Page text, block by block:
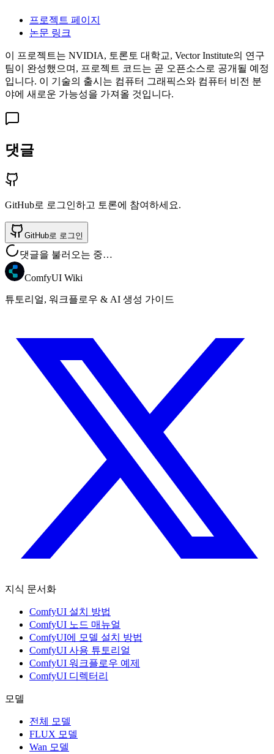
프로젝트 페이지
논문 링크
이 프로젝트는 NVIDIA, 토론토 대학교, Vector Institute의 연구
팀이 완성했으며, 프로젝트 코드는 곧 오픈소스로 공개될 예정
입니다. 이 기술의 출시는 컴퓨터 그래픽스와 컴퓨터 비전 분
야에 새로운 가능성을 가져올 것입니다.
댓글
GitHub로 로그인하고 토론에 참여하세요.
GitHub로 로그인
댓글을 불러오는 중…
ComfyUI Wiki
튜토리얼, 워크플로우 & AI 생성 가이드
지식 문서화
ComfyUI 설치 방법
ComfyUI 노드 매뉴얼
ComfyUI에 모델 설치 방법
ComfyUI 사용 튜토리얼
ComfyUI 워크플로우 예제
ComfyUI 디렉터리
모델
전체 모델
FLUX 모델
Wan 모델